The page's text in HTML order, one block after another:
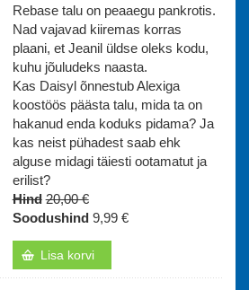
Rebase talu on peaaegu pankrotis.
Nad vajavad kiiremas korras
plaani, et Jeanil üldse oleks kodu,
kuhu jõuludeks naasta.
Kas Daisyl õnnestub Alexiga
koostöös päästa talu, mida ta on
hakanud enda koduks pidama? Ja
kas neist pühadest saab ehk
alguse midagi täiesti ootamatut ja
erilist?
Hind 20,00 €
Soodushind 9,99 €
Lisa korvi